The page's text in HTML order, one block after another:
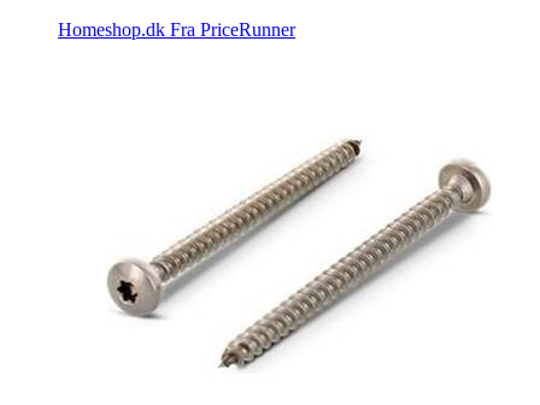
Homeshop.dk Fra PriceRunner